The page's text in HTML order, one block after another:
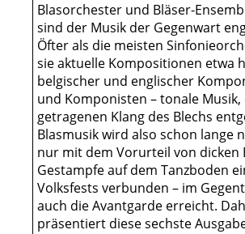
Blasorchester und Bläser-
sind der Musik der Gegenwart
Öfter als die meisten
sie aktuelle Kompositionen etwa
belgischer und englischer
und Komponisten – tonale Musik,
getragenen Klang des Blechs
Blasmusik wird also schon lange
nur mit dem Vorurteil von dicken
Gestampfe auf dem Tanzboden
Volksfests verbunden – im
auch die Avantgarde erreicht.
präsentiert diese sechste